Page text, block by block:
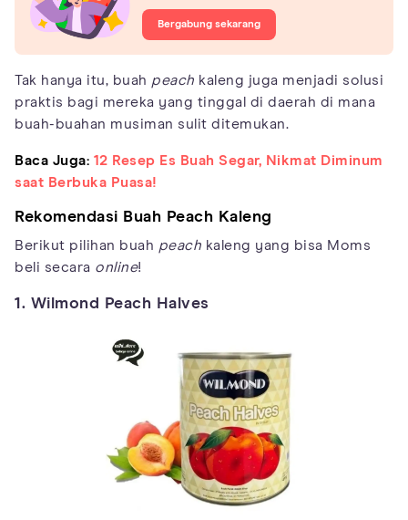
Bergabung sekarang
Tak hanya itu, buah peach kaleng juga menjadi solusi
praktis bagi mereka yang tinggal di daerah di mana
buah-buahan musiman sulit ditemukan.
Baca Juga: 12 Resep Es Buah Segar, Nikmat Diminum
saat Berbuka Puasa!
Rekomendasi Buah Peach Kaleng
Berikut pilihan buah peach kaleng yang bisa Moms
beli secara online!
1. Wilmond Peach Halves